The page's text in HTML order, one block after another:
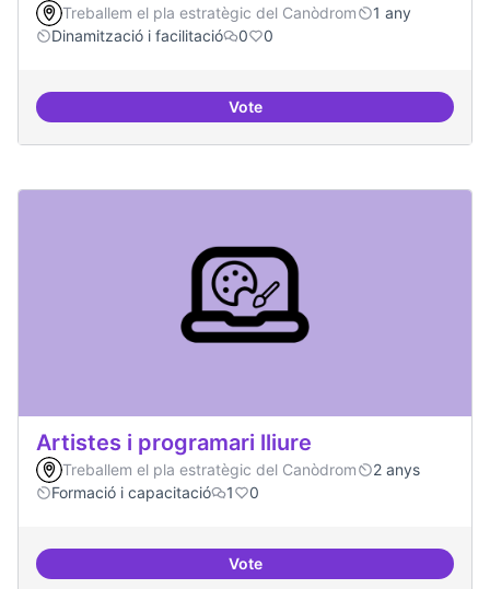
Treballem el pla estratègic del Canòdrom
1 any
Dinamització i facilitació
0 0
VoteSuport a projectes digitals i
Artistes i programari lliure
Treballem el pla estratègic del Canòdrom
2 anys
Formació i capacitació
1 0
VoteArtistes i programari lliure